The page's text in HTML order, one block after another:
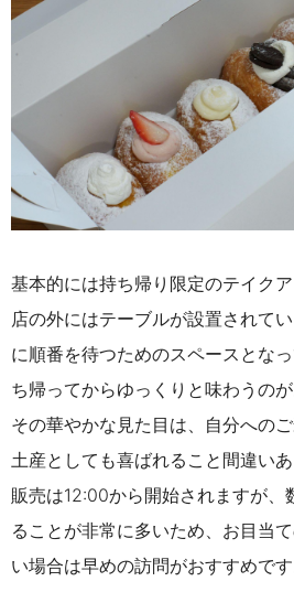
基本的には持ち帰り限定のテイク
店の外にはテーブルが設置されて
に順番を待つためのスペースとな
ち帰ってからゆっくりと味わうのが
その華やかな見た目は、自分への
土産としても喜ばれること間違い
販売は12:00から開始されますが、
ることが非常に多いため、お目当
い場合は早めの訪問がおすすめです